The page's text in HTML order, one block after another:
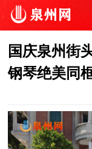
国庆泉州街
钢琴绝美同